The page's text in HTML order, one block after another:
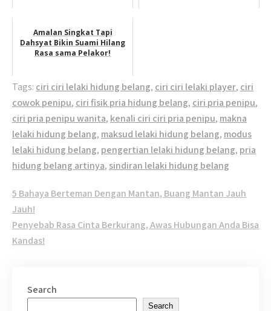
Amalan Singkat Tapi
Dahsyat Bikin Suami Hilang
Rasa sama Pelakor!
Tags: ciri ciri lelaki hidung belang, ciri ciri lelaki player, ciri
cowok penipu, ciri fisik pria hidung belang, ciri pria penipu,
ciri pria penipu wanita, kenali ciri ciri pria penipu, makna
lelaki hidung belang, maksud lelaki hidung belang, modus
lelaki hidung belang, pengertian lelaki hidung belang, pria
hidung belang artinya, sindiran lelaki hidung belang
Post
navigation
5 Bahaya Berteman Dengan Mantan, Buang Mantan Jauh
Jauh!
Penyebab Rasa Cinta Berkurang, Awas Hubungan Anda Bisa
Kandas!
Search
Search